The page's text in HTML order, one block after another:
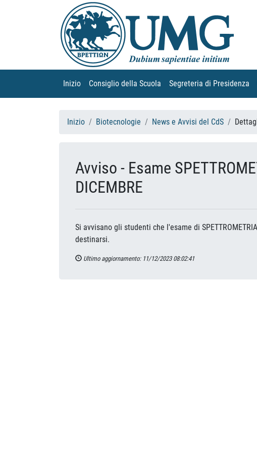
Inizio (current)
Consiglio della Scuola (current)
Segreteria di Presidenza
Inizio Biotecnologie News e Avvisi del CdS
Avviso - Esame
DICEMBRE
Si avvisano gli studenti che l'esame di
destinarsi.
Ultimo aggiornamento: 11/12/2023 08:02:41